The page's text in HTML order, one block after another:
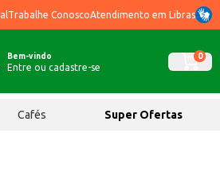
Trabalhe ConoscoAtendimento em Libras
Bem-vindo
Entre ou cadastre-se
0
Cafés Super Ofertas